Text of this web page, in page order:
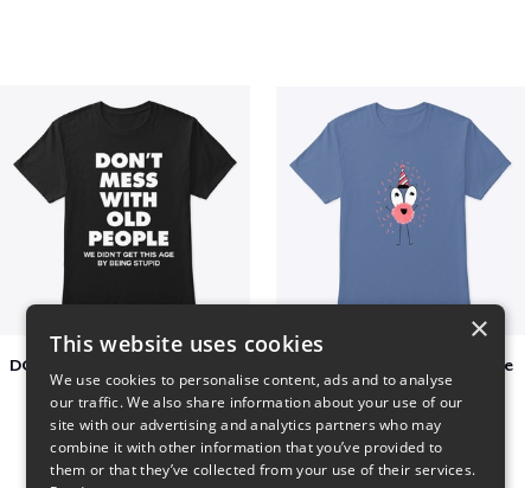
$48
Adoption Is Both celebrate
$22
×
This website uses cookies
We use cookies to personalise content, ads and to analyse
our traffic. We also share information about your use of our
site with our advertising and analytics partners who may
combine it with other information that you’ve provided to
them or that they’ve collected from your use of their services.